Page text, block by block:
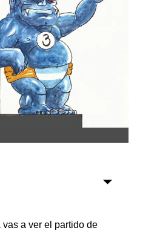
a ver el partido de